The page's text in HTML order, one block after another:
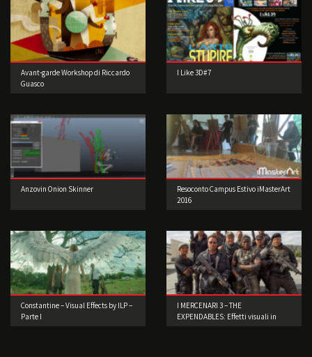
Avant-garde Workshop di Riccardo
Guasco
I Like 3D#7
Anzovin Onion Skinner
Resoconto Campus Estivo iMasterArt
2016
Constantine – Visual Effects by ILP –
Parte I
I MERCENARI 3 – THE
EXPENDABLES: Effetti visuali in